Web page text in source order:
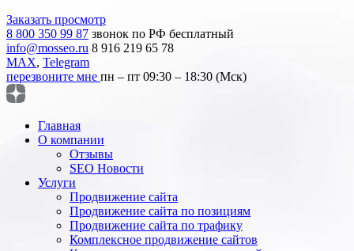
Заказать просмотр
8 800 350 99 87 звонок по РФ бесплатный
info@mosseo.ru 8 916 219 65 78
MAX, Telegram
перезвоните мне пн – пт 09:30 – 18:30 (Мск)
Главная
О компании
Отзывы
SEO Новости
Услуги
Продвижение сайта
Продвижение сайта по позициям
Продвижение сайта по трафику
Комплексное продвижение сайтов